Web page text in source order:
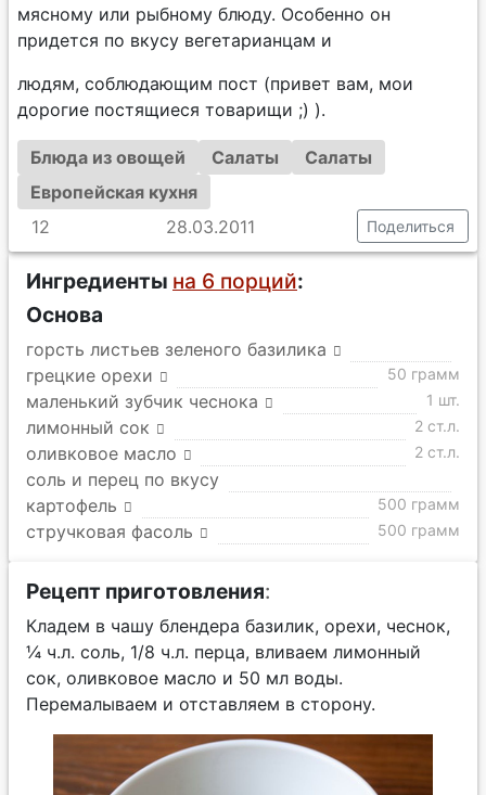
мясному или рыбному блюду. Особенно он
придется по вкусу вегетарианцам и
людям, соблюдающим пост (привет вам, мои
дорогие постящиеся товарищи ;) ).
Блюда из овощей Салаты
Салаты
Европейская кухня
12
28.03.2011 Поделиться
Ингредиенты на 6 порций:
Основа
горсть листьев зеленого базилика
грецкие орехи
50 грамм
маленький зубчик чеснока 1 шт.
лимонный сок 2 ст.л.
оливковое масло 2 ст.л.
соль и перец по вкусу
картофель
500 грамм
стручковая фасоль 500 грамм
Рецепт приготовления:
Кладем в чашу блендера базилик, орехи, чеснок,
¼ ч.л. соль, 1/8 ч.л. перца, вливаем лимонный
сок, оливковое масло и 50 мл воды.
Перемалываем и отставляем в сторону.